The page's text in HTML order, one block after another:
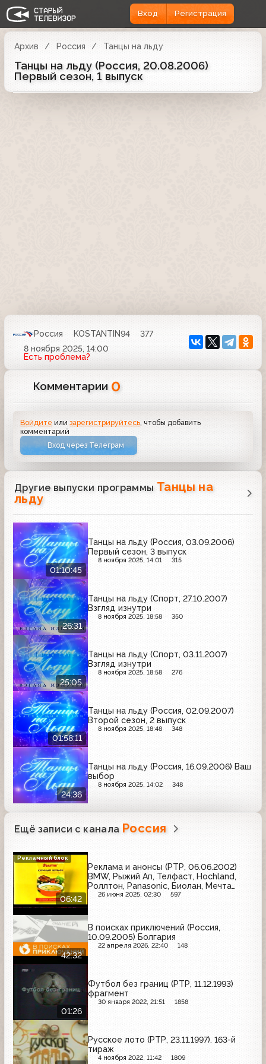
Вход Регистрация
Архив Россия Танцы на льду
Танцы на льду (Россия, 20.08.2006)
Первый сезон, 1 выпуск
Россия KOSTANTIN94
377
8 ноября 2025, 14:00
Есть проблема?
Комментарии 0
Войдите илизарегистрируйтесь , чтобы добавить
комментарий
Вход через Телеграм
Другие выпуски программы Танцы на
льду
01:10:45
Танцы на льду (Россия, 03.09.2006)
Первый сезон, 3 выпуск
8 ноября 2025, 14:01 315
26:31
Танцы на льду (Спорт, 27.10.2007)
Взгляд изнутри
8 ноября 2025, 18:58 350
25:05
Танцы на льду (Спорт, 03.11.2007)
Взгляд изнутри
8 ноября 2025, 18:58 276
01:58:11
Танцы на льду (Россия, 02.09.2007)
Второй сезон, 2 выпуск
8 ноября 2025, 18:48 348
24:36
Танцы на льду (Россия, 16.09.2006) Ваш
выбор
8 ноября 2025, 14:02 348
Ещё записи с канала Россия
06:42
Реклама и анонсы (РТР, 06.06.2002)
BMW, Рыжий Ап, Телфаст, Hochland,
Роллтон, Panasonic, Биолан, Мечта
хозяйки, Принцесса Ява, Три
Старый мельник
26 июня 2025, 02:30 597
Рекламный блок
42:32
В поисках приключений (Россия,
10.09.2005) Болгария
22 апреля 2026, 22:40 148
01:26
Футбол без границ (РТР, 11.12.1993)
фрагмент
30 января 2022, 21:51 1858
Русское лото (РТР, 23.11.1997). 163-й
тираж
4 ноября 2022, 11:42 1809